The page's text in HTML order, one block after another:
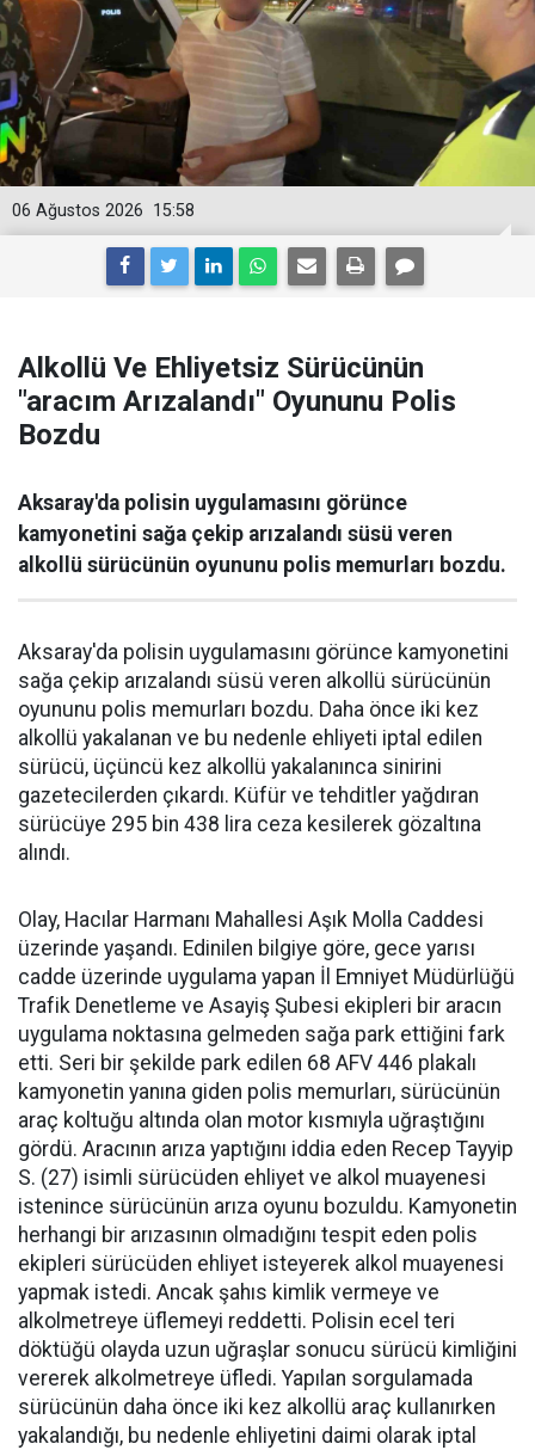
15:58
06 Ağustos 2026
Alkollü Ve Ehliyetsiz Sürücünün
"aracım Arızalandı" Oyununu Polis
Bozdu
Aksaray'da polisin uygulamasını görünce
kamyonetini sağa çekip arızalandı süsü veren
alkollü sürücünün oyununu polis memurları bozdu.
Aksaray'da polisin uygulamasını görünce kamyonetini
sağa çekip arızalandı süsü veren alkollü sürücünün
oyununu polis memurları bozdu. Daha önce iki kez
alkollü yakalanan ve bu nedenle ehliyeti iptal edilen
sürücü, üçüncü kez alkollü yakalanınca sinirini
gazetecilerden çıkardı. Küfür ve tehditler yağdıran
sürücüye 295 bin 438 lira ceza kesilerek gözaltına
alındı.
Olay, Hacılar Harmanı Mahallesi Aşık Molla Caddesi
üzerinde yaşandı. Edinilen bilgiye göre, gece yarısı
cadde üzerinde uygulama yapan İl Emniyet Müdürlüğü
Trafik Denetleme ve Asayiş Şubesi ekipleri bir aracın
uygulama noktasına gelmeden sağa park ettiğini fark
etti. Seri bir şekilde park edilen 68 AFV 446 plakalı
kamyonetin yanına giden polis memurları, sürücünün
araç koltuğu altında olan motor kısmıyla uğraştığını
gördü. Aracının arıza yaptığını iddia eden Recep Tayyip
S. (27) isimli sürücüden ehliyet ve alkol muayenesi
istenince sürücünün arıza oyunu bozuldu. Kamyonetin
herhangi bir arızasının olmadığını tespit eden polis
ekipleri sürücüden ehliyet isteyerek alkol muayenesi
yapmak istedi. Ancak şahıs kimlik vermeye ve
alkolmetreye üflemeyi reddetti. Polisin ecel teri
döktüğü olayda uzun uğraşlar sonucu sürücü kimliğini
vererek alkolmetreye üfledi. Yapılan sorgulamada
sürücünün daha önce iki kez alkollü araç kullanırken
yakalandığı, bu nedenle ehliyetini daimi olarak iptal